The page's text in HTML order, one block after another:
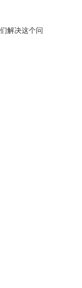
解决这个问